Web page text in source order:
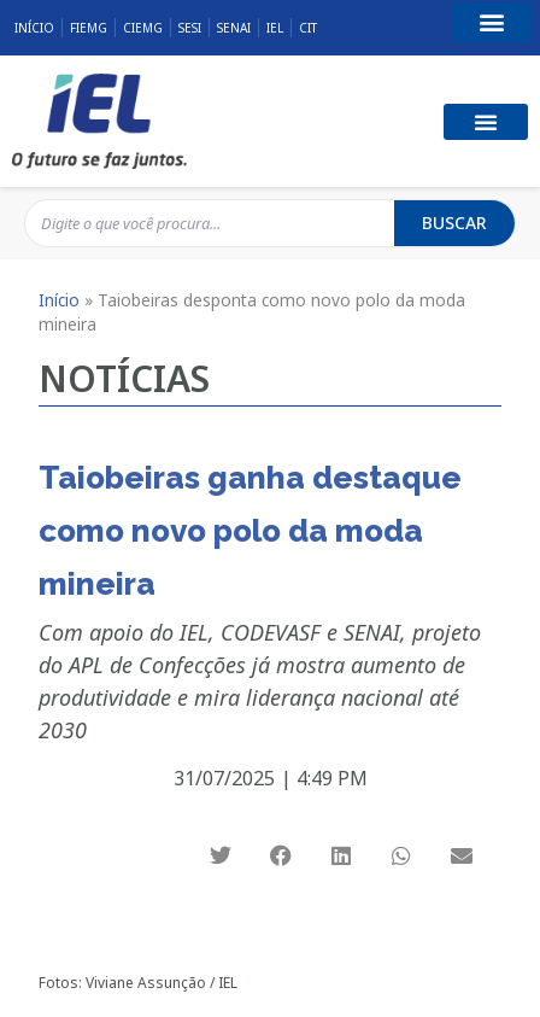
INÍCIO FIEMG CIEMG SESI SENAI IEL CIT
BUSCAR
Início » Taiobeiras desponta como novo polo da moda
mineira
NOTÍCIAS
Taiobeiras ganha destaque
como novo polo da moda
mineira
Com apoio do IEL, CODEVASF e SENAI, projeto
do APL de Confecções já mostra aumento de
produtividade e mira liderança nacional até
2030
31/07/2025 | 4:49 PM
Fotos: Viviane Assunção / IEL